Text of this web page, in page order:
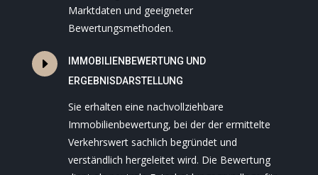
Marktdaten und geeigneter
Bewertungsmethoden.
E
IMMOBILIENBEWERTUNG UND
ERGEBNISDARSTELLUNG
Sie erhalten eine nachvollziehbare
Immobilienbewertung, bei der der ermittelte
Verkehrswert sachlich begründet und
verständlich hergeleitet wird. Die Bewertung